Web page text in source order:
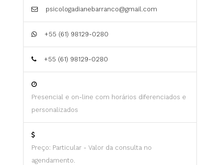
psicologadianebarranco@gmail.com
+55 (61) 98129-0280
+55 (61) 98129-0280
Presencial e on-line com horários diferenciados e
personalizados
Preço: Particular - Valor da consulta no
agendamento.